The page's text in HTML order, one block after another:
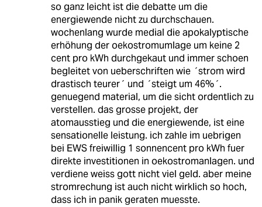
so ganz leicht ist die debatte um die
energiewende nicht zu durchschauen.
wochenlang wurde medial die apokalyptische
erhöhung der oekostromumlage um keine 2
cent pro kWh durchgekaut und immer schoen
begleitet von ueberschriften wie ´strom wird
drastisch teurer´ und ´steigt um 46%´.
genuegend material, um die sicht ordentlich zu
verstellen. das grosse projekt, der
atomausstieg und die energiewende, ist eine
sensationelle leistung. ich zahle im uebrigen
bei EWS freiwillig 1 sonnencent pro kWh fuer
direkte investitionen in oekostromanlagen. und
verdiene weiss gott nicht viel geld. aber meine
stromrechung ist auch nicht wirklich so hoch,
dass ich in panik geraten muesste.